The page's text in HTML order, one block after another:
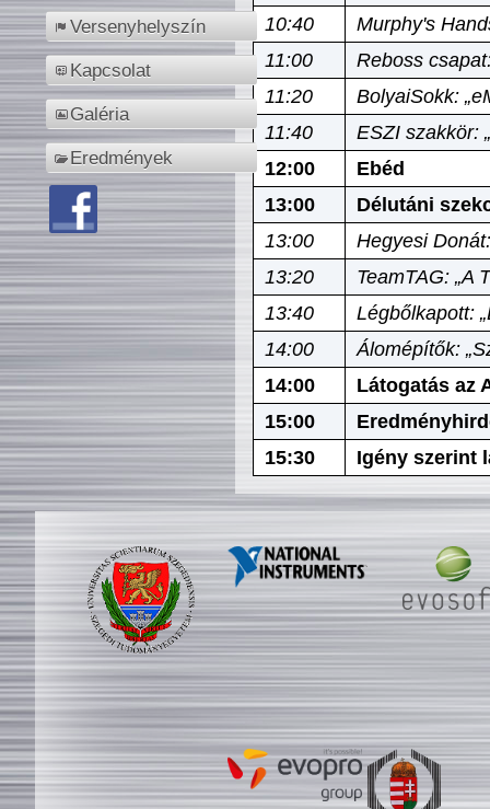
Versenyhelyszín
Kapcsolat
Galéria
Eredmények
10:40
Murphy's
11:00
Reboss
11:20
BolyaiSokk:
11:40
ESZI szakkör:
12:00
Ebéd
13:00
Délutáni
13:00
Hegyesi
13:20
TeamTAG: „A
13:40
Légbőlkapott:
14:00
Álomépítők:
14:00
Látogatás az
15:00
15:30
Igény szerint